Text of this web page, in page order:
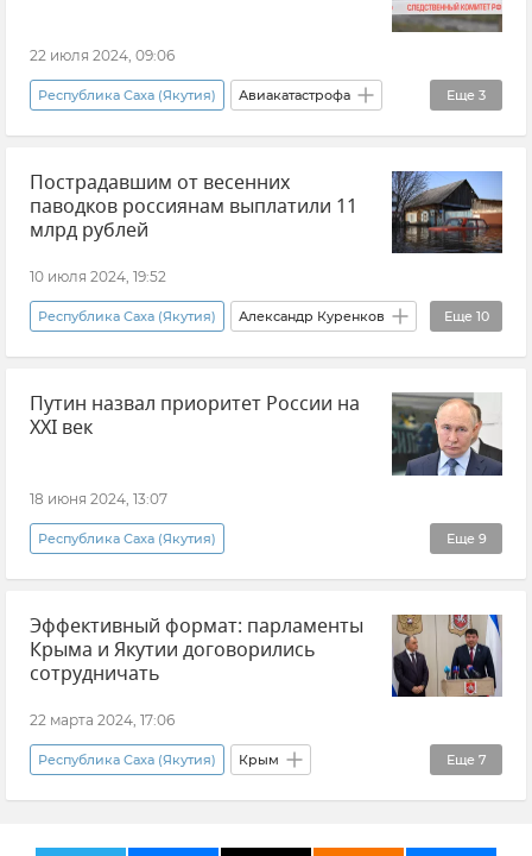
22 июля 2024, 09:06
Еще 3
Республика Саха (Якутия) Авиакатастрофа
Вертолет Новости Происшествия
Пострадавшим от весенних
паводков россиянам выплатили 11
млрд рублей
10 июля 2024, 19:52
Еще 10
Республика Саха (Якутия) Александр Куренков
МЧС РФ (Министерство чрезвычайных ситуаций Российской Федерации)
Паводки Весенние паводки в России
Омская область Тюменская область
Путин назвал приоритет России на
XXI век
18 июня 2024, 13:07
Еще 9
Республика Саха (Якутия)
Владимир Путин (политик) Россия
Политика Дальний Восток Ипотека
Золото Экономика
Эффективный формат: парламенты
Крыма и Якутии договорились
сотрудничать
22 марта 2024, 17:06
Еще 7
Республика Саха (Якутия) Крым
Новости Крыма Россия Политика
Сотрудничество